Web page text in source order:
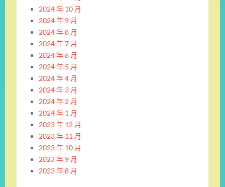
2024 年 10 月
2024 年 9 月
2024 年 8 月
2024 年 7 月
2024 年 6 月
2024 年 5 月
2024 年 4 月
2024 年 3 月
2024 年 2 月
2024 年 1 月
2023 年 12 月
2023 年 11 月
2023 年 10 月
2023 年 9 月
2023 年 8 月